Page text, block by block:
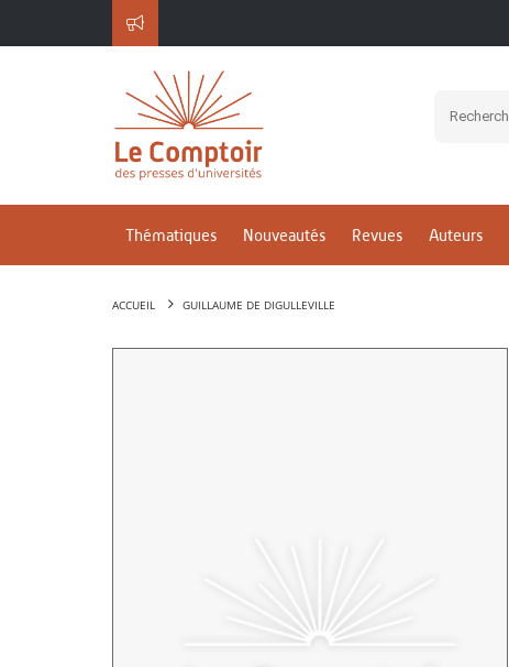
Thématiques Nouveautés Revues Auteurs
ACCUEIL GUILLAUME DE DIGULLEVILLE